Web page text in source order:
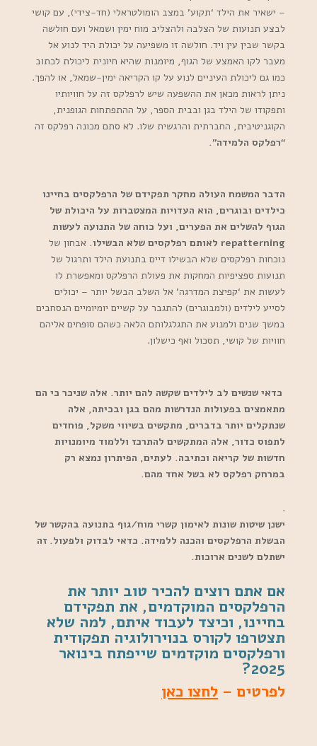
– ישאיר את הילד ‘תקוע’ במצב הומולטראלי (חד-צידי), עם קושי
לבצע תנועות של הצלבה ולהצליב מוח ימין ושמאל ועם חולשה
בקשר שבין עין ויד. חולשה זו משפיעה על יכולת היד לנוע אל
מעבר לקו האמצע של הגוף, מיומנות שהיא חיונית ליכולת לכתוב
כמו גם ליכולת העיניים לנוע על קו הקריאה ימין-שמאל, או להפך.
ניתן לראות מכאן את ההשפעה שיש לרפלקס זה על חוויותיו
ותפקודו של הילד בגן ובבית הספר, על ההתפתחות הגופנית,
הקוגניטיבית, החברתית והרגשית שלו. לא סתם מכונה רפלקס זה
“רפלקס הלמידה”.
הדבר המשמח העולה מחקר תפקידם של הרפלקסים בחיינו
כילדים ובוגרים, הוא העדויות המצטברות על היכולת של
הגוף להשלים את הפערים, ועל כוחה של התנועה לעשות
repatterning לאותם רפלקסים שלא הבשילו.
אבחון של
נוכחות רפלקסים שלא הבשילו דיים בתנועת הילד ותרגול של
תנועות ספציפיות המחקות את פעולת הרפלקס ומאפשרת לו
לעשות את ‘קפיצת המדרגה’ אל השלב הבשל יותר – יכולים
לסייע לילדים (ולמבוגרים) להתגבר על קשיים יומיומיים הנסחבים
במשך שנים ולמנוע את התגלגלותם הלאה כשהם סופחים אליהם
חוויות של קושי, תסכול ואף כישלון.
כדאי שנשים לב לילדים שקשה להם יותר. אלה שניכר כי הם
מתאמצים בפעולות הנדרשות מהם בגן ובכיתה, אלה
שנתקלים יותר בדברים, מתקשים בשיווי משקל, פוחדים
לתפוס כדור, אלה המתקשים להתרכז וללמוד מיומנויות
חדשות של קריאה וכתיבה. לעתים, הפיתרון נמצא רק
במרחק רפלקס לא בשל אחד מהם.
.
ישנן שיטות שונות לאימון קשרי מוח/גוף בתנועה בהקשר של
הבשלת הרפלקסים והכנה ללמידה. כדאי לבדוק ולפעול. זה
ישתלם לשנים ארוכות.
אם אתם רוצים להכיר טוב יותר את
הרפלקסים המוקדמים, את תפקידם
בחיינו, וכיצד לעבוד איתם, למה שלא
תצטרפו לקורס בנוירולוגיה תפקודית
ורפלקסים מוקדמים שייפתח בינואר
2025?
לפרטים – לחצו כאן